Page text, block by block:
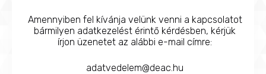
Amennyiben fel kívánja velünk venni a kapcsolatot
bármilyen adatkezelést érintő kérdésben, kérjük
írjon üzenetet az alábbi e-mail címre:
adatvedelem@deac.hu